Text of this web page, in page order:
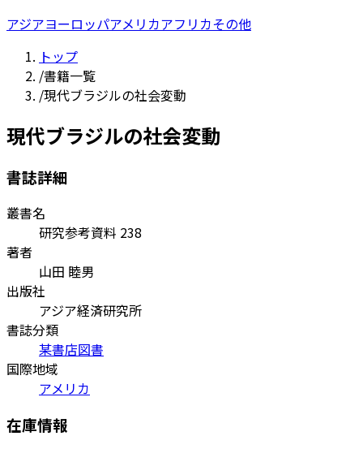
アジアヨーロッパアメリカアフリカその他
トップ
/書籍一覧
/現代ブラジルの社会変動
現代ブラジルの社会変動
書誌詳細
叢書名
研究参考資料 238
著者
山田 睦男
出版社
アジア経済研究所
書誌分類
某書店図書
国際地域
アメリカ
在庫情報